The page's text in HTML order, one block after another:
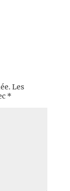
Les
*